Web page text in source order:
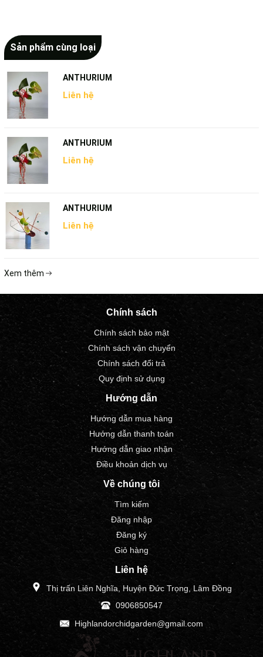
Sản phẩm cùng loại
ANTHURIUM
Liên hệ
ANTHURIUM
Liên hệ
ANTHURIUM
Liên hệ
Xem thêm
Chính sách
Chính sách bảo mật
Chính sách vận chuyển
Chính sách đổi trả
Quy định sử dụng
Hướng dẫn
Hướng dẫn mua hàng
Hướng dẫn thanh toán
Hướng dẫn giao nhận
Điều khoản dịch vụ
Về chúng tôi
Tìm kiếm
Đăng nhập
Đăng ký
Giỏ hàng
Liên hệ
Thị trấn Liên Nghĩa, Huyện Đức Trọng, Lâm Đồng
0906850547
Highlandorchidgarden@gmail.com